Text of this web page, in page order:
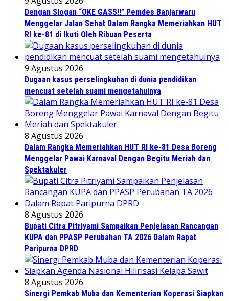
Dengan Slogan “OKE GASS!!” Pemdes Banjarwaru
Menggelar Jalan Sehat Dalam Rangka Memeriahkan HUT
RI ke-81 di Ikuti Oleh Ribuan Peserta
9 Agustus 2026
Dugaan kasus perselingkuhan di dunia pendidikan
mencuat setelah suami mengetahuinya
8 Agustus 2026
Dalam Rangka Memeriahkan HUT RI ke-81 Desa Boreng
Menggelar Pawai Karnaval Dengan Begitu Meriah dan
Spektakuler
8 Agustus 2026
Bupati Citra Pitriyami Sampaikan Penjelasan Rancangan
KUPA dan PPASP Perubahan TA 2026 Dalam Rapat
Paripurna DPRD
8 Agustus 2026
Sinergi Pemkab Muba dan Kementerian Koperasi Siapkan